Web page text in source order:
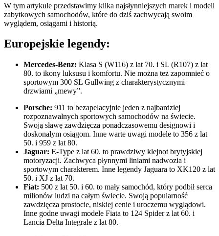
W tym artykule przedstawimy kilka najsłynniejszych marek i modeli
zabytkowych samochodów, które do dziś zachwycają swoim
wyglądem, osiągami i historią.
Europejskie legendy:
Mercedes-Benz: Klasa S (W116) z lat 70. i SL (R107) z lat
80. to ikony luksusu i komfortu. Nie można też zapomnieć o
sportowym 300 SL Gullwing z charakterystycznymi
drzwiami „mewy”.
Porsche: 911 to bezapelacyjnie jeden z najbardziej
rozpoznawalnych sportowych samochodów na świecie.
Swoją sławę zawdzięcza ponadczasowemu designowi i
doskonałym osiągom. Inne warte uwagi modele to 356 z lat
50. i 959 z lat 80.
Jaguar: E-Type z lat 60. to prawdziwy klejnot brytyjskiej
motoryzacji. Zachwyca płynnymi liniami nadwozia i
sportowym charakterem. Inne legendy Jaguara to XK120 z lat
50. i XJ z lat 70.
Fiat: 500 z lat 50. i 60. to mały samochód, który podbił serca
milionów ludzi na całym świecie. Swoją popularność
zawdzięcza prostocie, niskiej cenie i uroczemu wyglądowi.
Inne godne uwagi modele Fiata to 124 Spider z lat 60. i
Lancia Delta Integrale z lat 80.